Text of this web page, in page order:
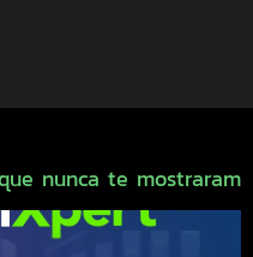
nunca te mostraram